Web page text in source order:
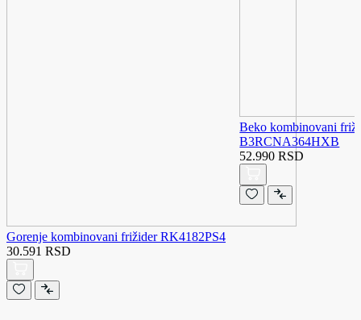
Gorenje kombinovani frižider RK4182PS4
30.591 RSD
Beko kombinovani
B3RCNA364HXB
52.990 RSD